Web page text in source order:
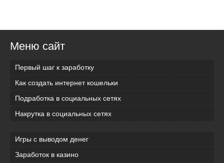
Меню сайт
Первый шаг к заработку
Как создать интернет кошельки
Подработка в социальных сетях
Накрутка в социальных сетях
Игры с выводом денег
Заработок в казино